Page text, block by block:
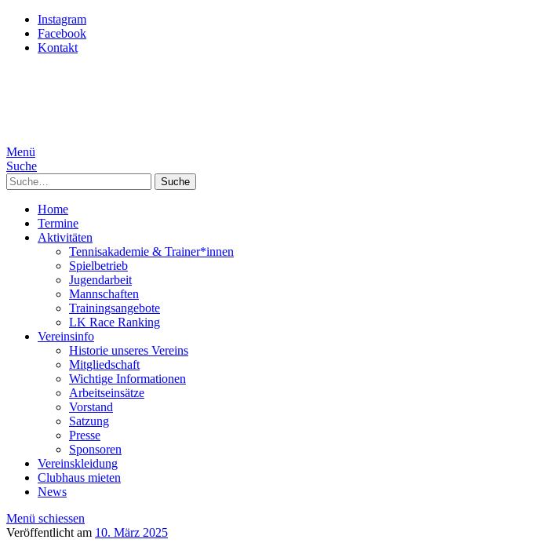
Instagram
Facebook
Kontakt
Menü
Suche
Suche
Home
Termine
Aktivitäten
Tennisakademie & Trainer*innen
Spielbetrieb
Jugendarbeit
Mannschaften
Trainingsangebote
LK Race Ranking
Vereinsinfo
Historie unseres Vereins
Mitgliedschaft
Wichtige Informationen
Arbeitseinsätze
Vorstand
Satzung
Presse
Sponsoren
Vereinskleidung
Clubhaus mieten
News
Menü schiessen
Veröffentlicht am 10. März 2025